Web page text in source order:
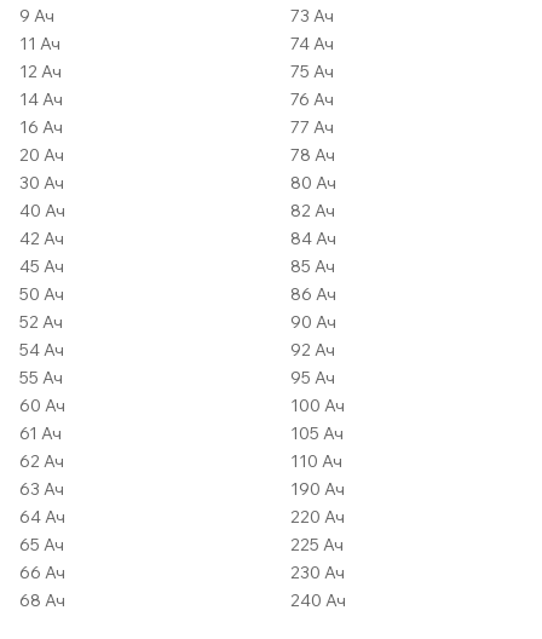
9 Ач
11 Ач
12 Ач
14 Ач
16 Ач
20 Ач
30 Ач
40 Ач
42 Ач
45 Ач
50 Ач
52 Ач
54 Ач
55 Ач
60 Ач
61 Ач
62 Ач
63 Ач
64 Ач
65 Ач
66 Ач
68 Ач
73 Ач
74 Ач
75 Ач
76 Ач
77 Ач
78 Ач
80 Ач
82 Ач
84 Ач
85 Ач
86 Ач
90 Ач
92 Ач
95 Ач
100 Ач
105 Ач
110 Ач
190 Ач
220 Ач
225 Ач
230 Ач
240 Ач